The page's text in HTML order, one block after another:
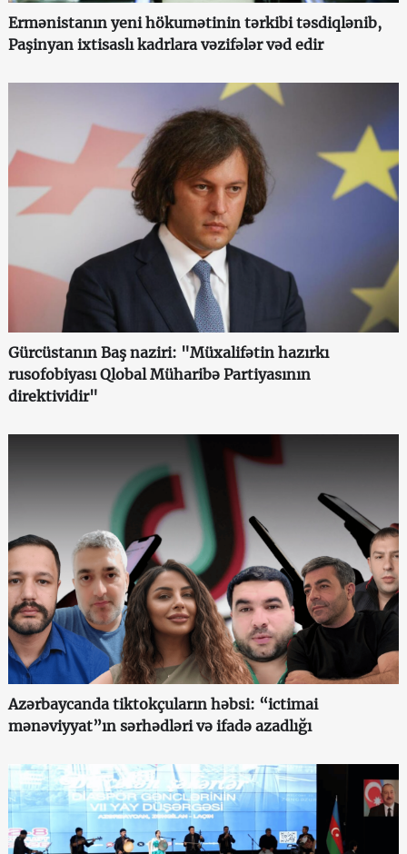
Ermənistanın yeni hökumətinin tərkibi təsdiqlənib,
Paşinyan ixtisaslı kadrlara vəzifələr vəd edir
Gürcüstanın Baş naziri: "Müxalifətin hazırkı
rusofobiyası Qlobal Müharibə Partiyasının
direktividir"
Azərbaycanda tiktokçuların həbsi: “ictimai
mənəviyyat”ın sərhədləri və ifadə azadlığı